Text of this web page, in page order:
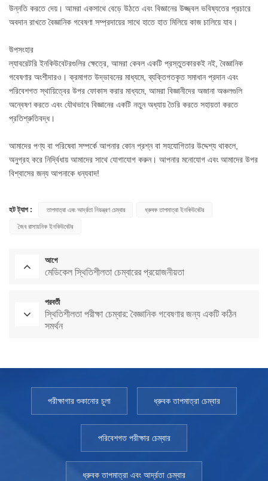
উন্নতি করতে দেয়। আমরা একসাথে বেড়ে উঠতে এবং বিজ্ঞানের উজ্জ্বল ভবিষ্যতের প্রচারে
অবদান রাখতে বৈজ্ঞানিক গবেষণা সম্প্রদায়ের সাথে হাতে হাত মিলিয়ে কাজ চালিয়ে যাব।
উপসংহার
ল্যাবরেটরি ইনকিউবেটরগুলির ক্ষেত্রে, আমরা কেবল একটি প্রস্তুতকারকই নই, বৈজ্ঞানিক
গবেষণার অংশীদারও। ক্রমাগত উদ্ভাবনের মাধ্যমে, ব্যক্তিগতকৃত সমাধান প্রদান এবং
পরিবেশগত স্থায়িত্বের উপর ফোকাস করার মাধ্যমে, আমরা বিজ্ঞানীদের অজানা অঞ্চলগুলি
অন্বেষণ করতে এবং যৌথভাবে বিজ্ঞানের একটি নতুন অধ্যায় তৈরি করতে সহায়তা করতে
প্রতিশ্রুতিবদ্ধ।
আমাদের পণ্য বা পরিষেবা সম্পর্কে আপনার কোন প্রশ্ন বা সহযোগিতার উদ্দেশ্য থাকলে,
অনুগ্রহ করে নির্দ্বিধায় আমাদের সাথে যোগাযোগ করুন। আপনার মনোযোগ এবং আমাদের উপর
বিশ্বাসের জন্য আপনাকে ধন্যবাদ!
হট ট্যাগ : তাপমাত্রা এবং আর্দ্রতা নিয়ন্ত্রণ চেম্বার ধ্রুবক তাপমাত্রা ইনকিউবেটর
জৈব রাসায়নিক ইনকিউবেটর
আগে
মেডিকেল স্থিতিশীলতা চেম্বারের প্রয়োজনীয়তা
পরবর্তী
স্থিতিশীলতা পরীক্ষা চেম্বার: বৈজ্ঞানিক গবেষণার জন্য একটি কঠিন
সমর্থন
পরীক্ষাগার শুকানোর চুলা ধ্রুবক তাপমাত্রা চেম্বার
পরিবেশগত পরীক্ষার চেম্বার
ধ্রুবক তাপমাত্রা এবং আর্দ্রতা চেম্বার